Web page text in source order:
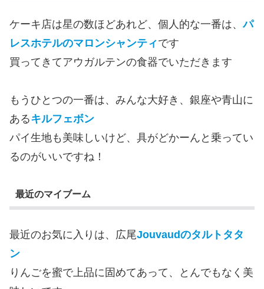
ケーキ店は星の数ほどあれど、個人的な一番は、パ
レスホテルのマロンシャンティです
買ってきてアウガルテンの食器でいただきます
もうひとつの一番は、みんな大好き、銀座や青山に
あるキルフェボン
パイ生地も美味しいけど、具がどかーんと乗ってい
るのがいいですね！
最近のマイブーム
最近のお気に入りは、広尾Jouvaudのタルトタタ
ン
りんごを蜜で上品に固めてあって、とんでもなく美